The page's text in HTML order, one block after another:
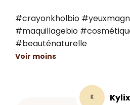
#crayonkholbio
#maquillagebio
#beauténaturelle
Voir moins
K Kylix